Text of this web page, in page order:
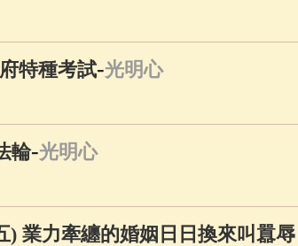
特種考試-光明心
輪-光明心
) 業力牽纏的婚姻日日換來叫囂辱